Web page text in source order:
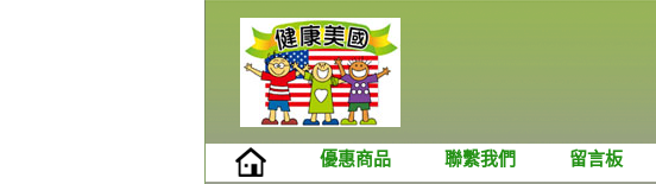
優惠商品 聯繫我們 留言板